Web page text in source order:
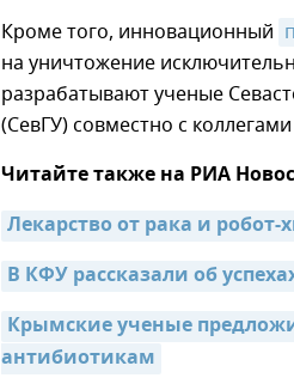
Кроме того, инновационный
на уничтожение
разрабатывают ученые
(СевГУ) совместно с
Читайте также на РИА
Лекарство от рака и
В КФУ рассказали об
Крымские ученые
антибиотикам